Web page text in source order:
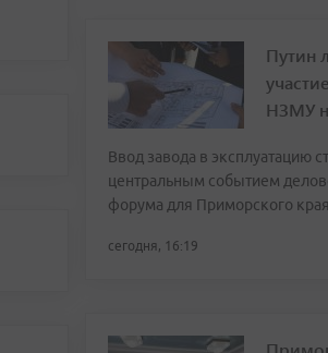
Путин
НЗМУ
Ввод завода в эксплуатацию
центральным событием
форума для Приморского края
сегодня, 16:19